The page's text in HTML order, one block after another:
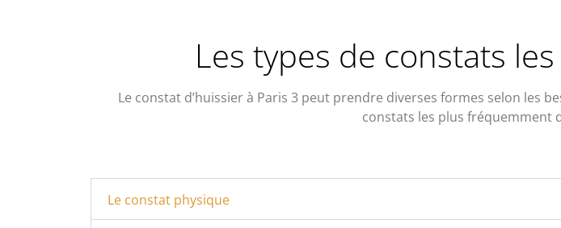
Les types de constats
Le constat d’huissier à Paris 3 peut prendre diverses formes selon les
constats les plus fréquemment
Le constat physique